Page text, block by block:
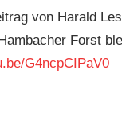
von Har­ald
Forst
G4ncpCIPaV0